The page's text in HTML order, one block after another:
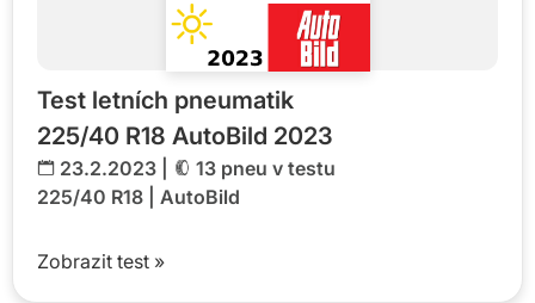
Test letních pneumatik
225/40 R18 AutoBild 2023
23.2.2023 |
13 pneu v testu
225/40 R18
AutoBild
Zobrazit test »